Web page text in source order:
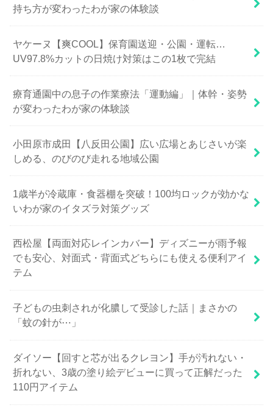
持ち方が変わったわが家の体験談
ヤケーヌ【爽COOL】保育園送迎・公園・運転…
UV97.8%カットの日焼け対策はこの1枚で完結
療育通園中の息子の作業療法「運動編」｜体幹・姿勢
が変わったわが家の体験談
小田原市成田【八反田公園】広い広場とあじさいが楽
しめる、のびのび走れる地域公園
1歳半が冷蔵庫・食器棚を突破！100均ロックが効かな
いわが家のイタズラ対策グッズ
西松屋【両面対応レインカバー】ディズニーが雨予報
でも安心、対面式・背面式どちらにも使える便利アイ
テム
子どもの虫刺されが化膿して受診した話｜まさかの
「蚊の針が⋯」
ダイソー【回すと芯が出るクレヨン】手が汚れない・
折れない、3歳の塗り絵デビューに買って正解だった
110円アイテム